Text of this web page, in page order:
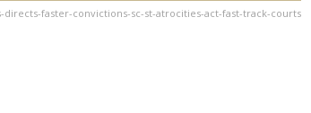
directs-faster-convictions-sc-st-atrocities-act-fast-track-courts